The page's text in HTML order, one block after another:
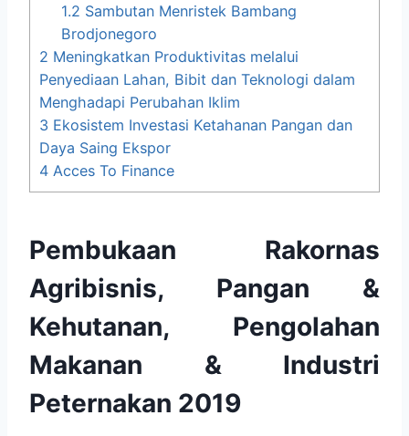
1.2 Sambutan Menristek Bambang
Brodjonegoro
2 Meningkatkan Produktivitas melalui
Penyediaan Lahan, Bibit dan Teknologi dalam
Menghadapi Perubahan Iklim
3 Ekosistem Investasi Ketahanan Pangan dan
Daya Saing Ekspor
4 Acces To Finance
Pembukaan Rakornas
Agribisnis, Pangan &
Kehutanan, Pengolahan
Makanan & Industri
Peternakan 2019